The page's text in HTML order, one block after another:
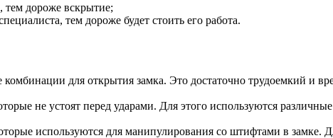
дороже вскрытие;
тем дороже будет стоить его работа.
для открытия замка. Это достаточно трудоемкий и
не устоят перед ударами. Для этого используются
используются для манипулирования со штифтами в замке.